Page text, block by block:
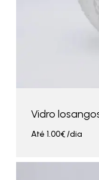
Vidro
Até 1.00€/dia